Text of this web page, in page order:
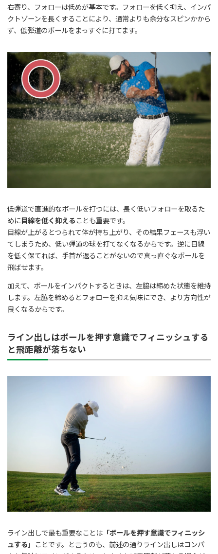
右寄り、フォローは低めが基本です。フォローを低く抑え、インパ
クトゾーンを長くすることにより、通常よりも余分なスピンかから
ず、低弾道のボールをまっすぐに打てます。
低弾道で直進的なボールを打つには、長く低いフォローを取るた
めに目線を低く抑えることも重要です。
目線が上がるとつられて体が持ち上がり、その結果フェースも浮い
てしまうため、低い弾道の球を打てなくなるからです。逆に目線
を低く保てれば、手首が返ることがないので真っ直ぐなボールを
飛ばせます。
加えて、ボールをインパクトするときは、左脇は締めた状態を維持
します。左脇を締めるとフォローを抑え気味にでき、より方向性が
良くなるからです。
ライン出しはボールを押す意識でフィニッシュする
と飛距離が落ちない
ライン出しで最も重要なことは 「ボールを押す意識でフィニッシ
ュする」
ことです。と言うのも、前述の通りライン出しはコンパ